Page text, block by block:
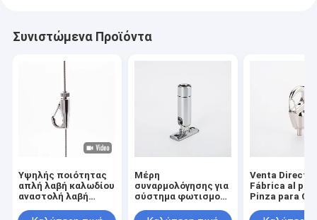
Συνιστώμενα Προϊόντα
Υψηλής ποιότητας
απλή λαβή καλωδίου
αναστολή λαβή
γάντζο για το σύρμα
Μέρη
συναρμολόγησης για
σύστημα φωτισμού
φωτιστικό
Venta Directa
Fábrica al por
Pinza para
Colgar